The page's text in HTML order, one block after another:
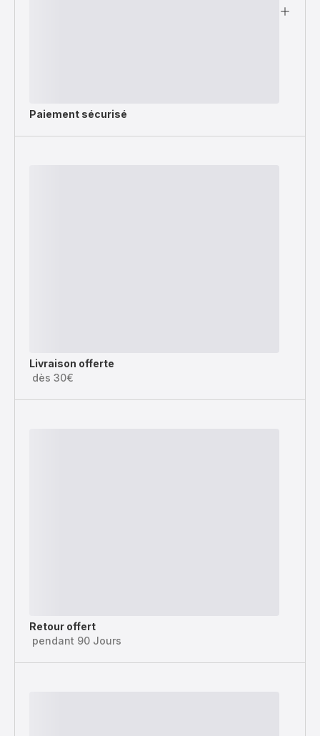
Paiement sécurisé
Livraison offerte
dès 30€
Retour offert
pendant 90 Jours